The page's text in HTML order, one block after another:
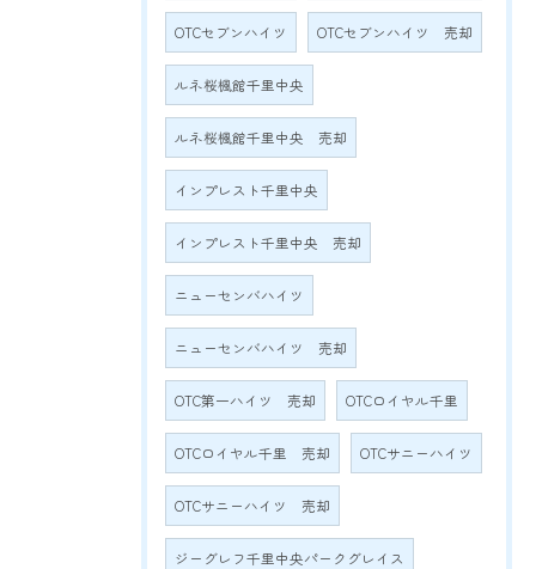
OTCセブンハイツ OTCセブンハイツ 売却
ルネ桜楓館千里中央
ルネ桜楓館千里中央 売却
インプレスト千里中央
インプレスト千里中央 売却
ニューセンバハイツ
ニューセンバハイツ 売却
OTC第一ハイツ 売却 OTCロイヤル千里
OTCロイヤル千里 売却 OTCサニーハイツ
OTCサニーハイツ 売却
ジーグレフ千里中央パークグレイス